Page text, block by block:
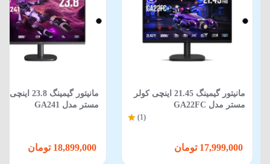
مانیتور گیمینگ 21.45 اینچی کولر
مستر مدل GA22FC
(1)
مانیتور گیمینگ 23.8
مستر مدل GA241